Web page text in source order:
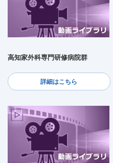
高知家外科専門研修病院群
詳細はこちら